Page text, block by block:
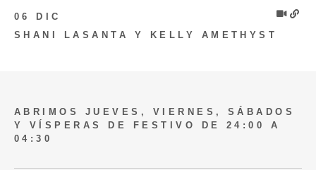
06 DIC
SHANI LASANTA Y KELLY AMETHYST
ABRIMOS JUEVES, VIERNES, SÁBADOS
Y VÍSPERAS DE FESTIVO DE 24:00 A
04:30